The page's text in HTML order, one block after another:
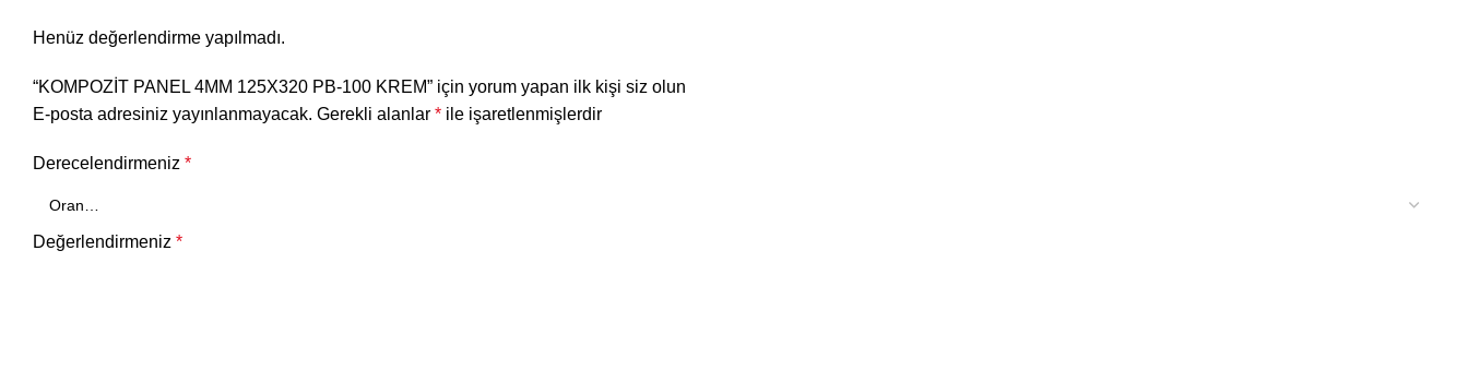
Henüz değerlendirme yapılmadı.
“KOMPOZİT PANEL 4MM 125X320 PB-100 KREM” için yorum yapan ilk kişi siz olun
E-posta adresiniz yayınlanmayacak. Gerekli alanlar * ile işaretlenmişlerdir
Derecelendirmeniz *
Değerlendirmeniz *